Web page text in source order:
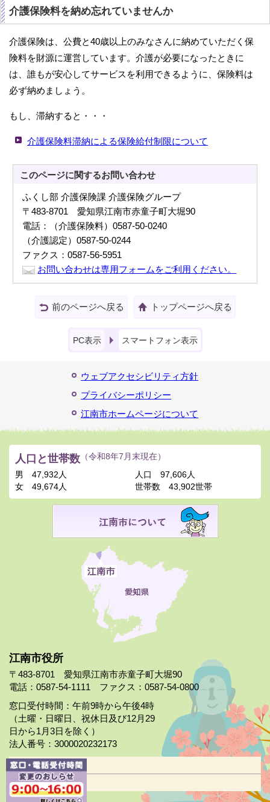
介護保険料を納め忘れていませんか
介護保険は、公費と40歳以上のみなさんに納めていただく保
険料を財源に運営しています。介護が必要になったときに
は、誰もが安心してサービスを利用できるように、保険料は
必ず納めましょう。
もし、滞納すると・・・
介護保険料滞納による保険給付制限について
このページに関するお問い合わせ
ふくし部 介護保険課 介護保険グループ
〒483-8701 愛知県江南市赤童子町大堀90
電話：（介護保険料）0587-50-0240
（介護認定）0587-50-0244
ファクス：0587-56-5951
お問い合わせは専用フォームをご利用ください。
前のページへ戻る トップページへ戻る
PC表示 スマートフォン表示
ウェブアクセシビリティ方針
プライバシーポリシー
江南市ホームページについて
江南市役所
〒483-8701 愛知県江南市赤童子町大堀90
電話：0587-54-1111 ファクス：0587-54-0800
窓口受付時間：午前9時から午後4時
（土曜・日曜日、祝休日及び12月29
日から1月3日を除く）
法人番号：3000020232173
市役所案内
日曜市役所
人口と世帯数 （令和8年7月末現在）
男
47,932人
女
49,674人
人口
97,606人
世帯数
43,902世帯